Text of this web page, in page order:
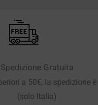
Spedizione Gratuita
a 50€, la spedizione
(solo Italia)